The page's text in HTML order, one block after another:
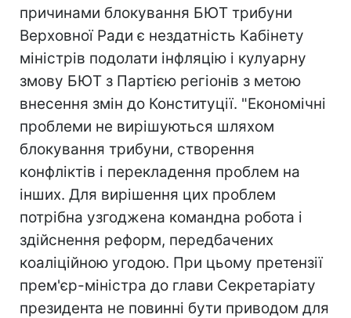
причинами блокування БЮТ трибуни
Верховної Ради є нездатність Кабінету
міністрів подолати інфляцію і кулуарну
змову БЮТ з Партією регіонів з метою
внесення змін до Конституції. "Економічні
проблеми не вирішуються шляхом
блокування трибуни, створення
конфліктів і перекладення проблем на
інших. Для вирішення цих проблем
потрібна узгоджена командна робота і
здійснення реформ, передбачених
коаліційною угодою. При цьому претензії
прем'єр-міністра до глави Секретаріату
президента не повинні бути приводом для